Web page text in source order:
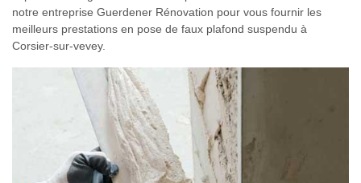
notre entreprise Guerdener Rénovation pour vous fournir les
meilleurs prestations en pose de faux plafond suspendu à
Corsier-sur-vevey.